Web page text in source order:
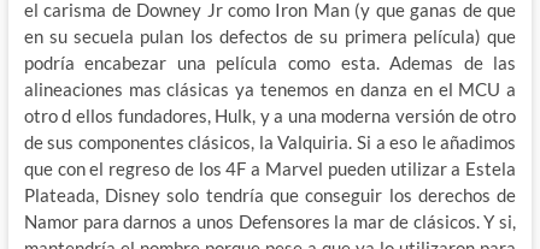
el carisma de Downey Jr como Iron Man (y que ganas de que
en su secuela pulan los defectos de su primera película) que
podría encabezar una película como esta. Ademas de las
alineaciones mas clásicas ya tenemos en danza en el MCU a
otro d ellos fundadores, Hulk, y a una moderna versión de otro
de sus componentes clásicos, la Valquiria. Si a eso le añadimos
que con el regreso de los 4F a Marvel pueden utilizar a Estela
Plateada, Disney solo tendría que conseguir los derechos de
Namor para darnos a unos Defensores la mar de clásicos. Y si,